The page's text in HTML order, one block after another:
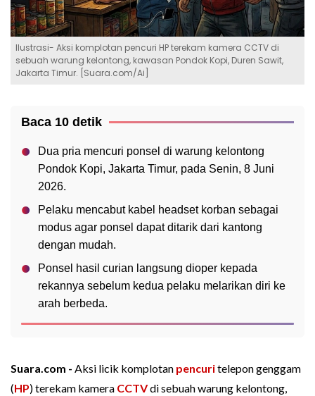
Ilustrasi- Aksi komplotan pencuri HP terekam kamera CCTV di
sebuah warung kelontong, kawasan Pondok Kopi, Duren Sawit,
Jakarta Timur. [Suara.com/Ai]
Baca 10 detik
Dua pria mencuri ponsel di warung kelontong
Pondok Kopi, Jakarta Timur, pada Senin, 8 Juni
2026.
Pelaku mencabut kabel headset korban sebagai
modus agar ponsel dapat ditarik dari kantong
dengan mudah.
Ponsel hasil curian langsung dioper kepada
rekannya sebelum kedua pelaku melarikan diri ke
arah berbeda.
Suara.com - Aksi licik komplotan pencuritelepon genggam
(HP) terekam kamera CCTVdi sebuah warung kelontong,